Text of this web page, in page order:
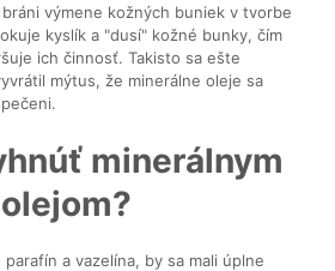
výmene kožných buniek v tvorbe
kyslík a "dusí" kožné bunky, čím
ich činnosť. Takisto sa ešte
mýtus, že minerálne oleje sa
minerálnym
olejom?
a vazelína, by sa mali úplne